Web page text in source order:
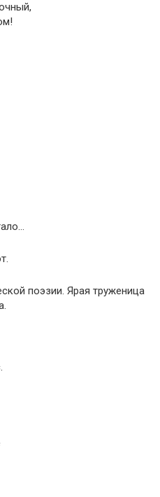
поэзии. Ярая труженица